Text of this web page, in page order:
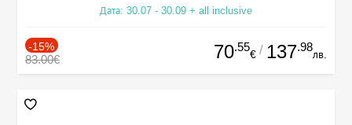
Дата: 30.07 - 30.09 + all inclusive
-15%
83.00€ 70.55
€ / 137.98
лв.